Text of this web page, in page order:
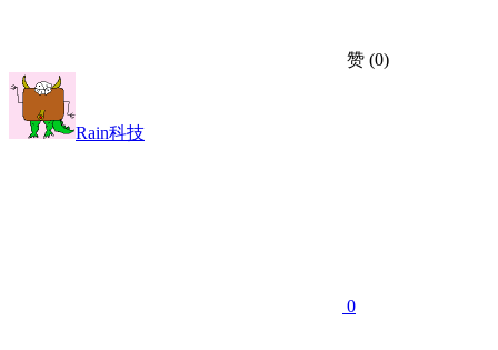
赞 (0)
Rain科技
0